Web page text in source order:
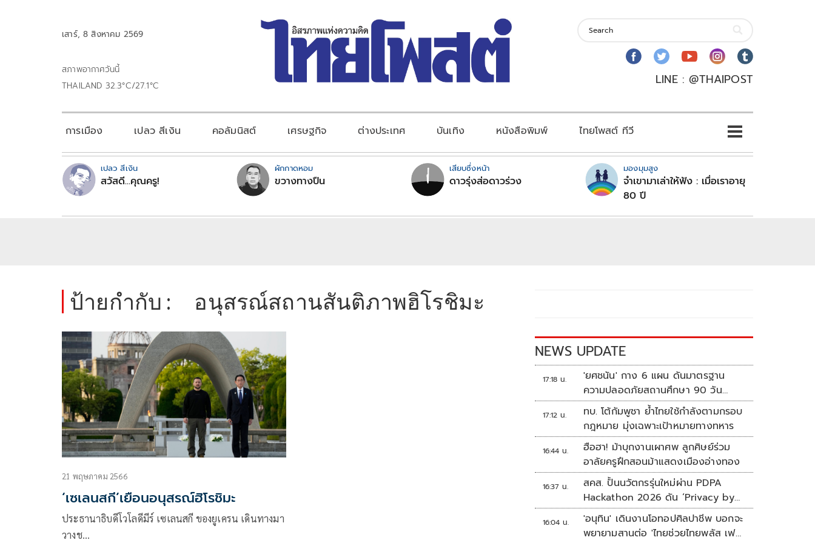
เสาร์, 8 สิงหาคม 2569
สภาพอากาศวันนี้
THAILAND 32.3°C/27.1°C
LINE : @THAIPOST
การเมือง เปลว สีเงิน คอลัมนิสต์ เศรษฐกิจ ต่างประเทศ บันเทิง หนังสือพิมพ์ ไทยโพสต์ ทีวี
เปลว สีเงิน
สวัสดี...คุณครู!
ผักกาดหอม
ขวางทางปืน
เสียบซึ่งหน้า
ดาวรุ่งส่อดาวร่วง
มองมุมสูง
จำเขามาเล่าให้ฟัง : เมื่อเราอายุ
80 ปี
ป้ายกำกับ : อนุสรณ์สถานสันติภาพฮิโรชิมะ
21 พฤษภาคม 2566
‘เซเลนสกี’เยือนอนุสรณ์ฮิโรชิมะ
ประธานาธิบดีโวโลดีมีร์ เซเลนสกี ของยูเครน เดินทางมา
วางช…
NEWS UPDATE
17:18 น.
'ยศชนัน' กาง 6 แผน ดันมาตรฐาน
ความปลอดภัยสถานศึกษา 90 วัน
ป้องกันก่อเหตุรุนแรง
17:12 น.
ทบ. โต้กัมพูชา ย้ำไทยใช้กำลังตามกรอบ
กฎหมาย มุ่งเฉพาะเป้าหมายทางทหาร
16:44 น.
ฮือฮา! ม้าบุกงานเผาศพ ลูกศิษย์ร่วม
อาลัยครูฝึกสอนม้าแสดงเมืองอ่างทอง
16:37 น.
สคส. ปั้นนวัตกรรุ่นใหม่ผ่าน PDPA
Hackathon 2026 ดัน ‘Privacy by
Design for all’ สู่โซลูชันคุ้มครอง
ข้อมูลส่วนบุคคลที่ใช้ได้จริง
16:04 น.
'อนุทิน' เดินงานโอทอปศิลปาชีพ บอกจะ
พยายามสานต่อ 'ไทยช่วยไทยพลัส เฟส